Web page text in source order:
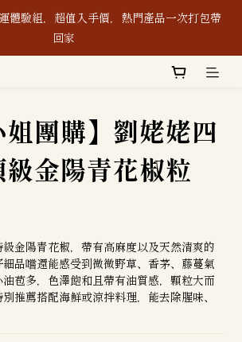
體驗組，超值入手價，熱門產品一次打包帶
回家
體驗組，超值入手價，熱門產品一次打包帶
回家
費滿$888現折$88、再贈購物金$88
相關產品及其原料，皆通過「無」使用蘇丹紅
檢驗認證，敬請安心使用。
體驗組，超值入手價，熱門產品一次打包帶
姐團購】劉姥姥四
級金陽青花椒粒
金陽青花椒，帶有高麻度以及天然清爽的
品嚐還能感受到微微野草、香茅、藤蔓氣
苞多，色澤飽和且帶有油質感，顆粒大而
推薦搭配海鮮或涼拌料理，能去除腥味、